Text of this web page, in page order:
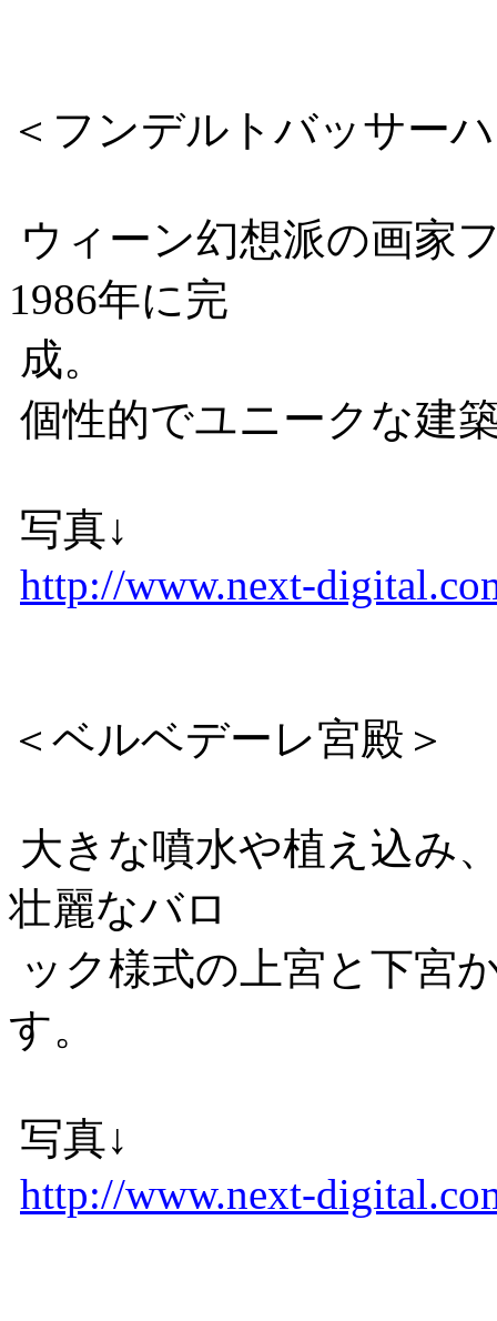
＜フンデルトバッサー
ウィーン幻想派の画家
1986年に完
成。
個性的でユニークな建
写真↓
http://www.next-
＜ベルベデーレ宮殿＞
大きな噴水や植え込み
壮麗なバロ
ック様式の上宮と下宮
す。
写真↓
http://www.next-